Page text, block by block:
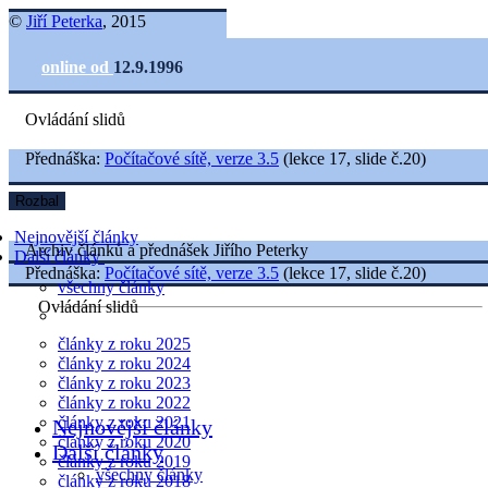
© Jiří Peterka, 2015
online od 12.9.1996
Ovládání slidů
Nejnovější články
Další články
všechny články
články z roku 2025
články z roku 2024
články z roku 2023
články z roku 2022
články z roku 2021
články z roku 2020
články z roku 2019
články z roku 2018
Přednáška: Počítačové sítě, verze 3.5 (lekce 17, slide č.20)
Rozbal
Archiv článků a přednášek Jiřího Peterky
Přednáška: Počítačové sítě, verze 3.5 (lekce 17, slide č.20)
Ovládání slidů
Nejnovější články
Další články
všechny články